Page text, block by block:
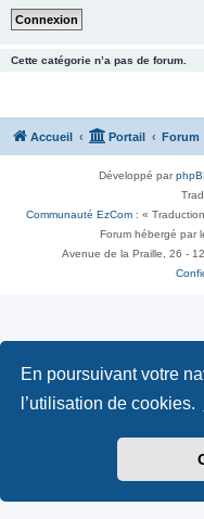
En poursuivant votre
l’utilisation de cookies.
Cette catégorie n’a pas de forum.
Accueil Portail Forum
Développé par
Communauté EzCom : «
Forum hébergé par
Avenue de la Praille, 26 -